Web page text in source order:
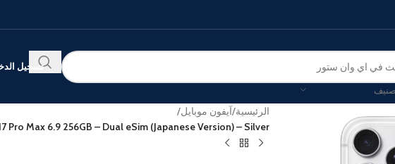
تسجيل
الرئيسية/آيفون موبايل/
Pro Max 6.9 256GB – Dual eSim (Japanese Version) – Silver